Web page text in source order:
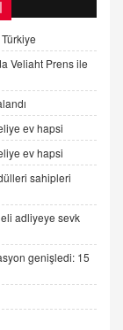
dijital hukukun
Alınmalı?
Şamar:
Veliaht Prens ile
ev hapsi
ev hapsi
sahipleri
adliyeye sevk
genişledi: 15